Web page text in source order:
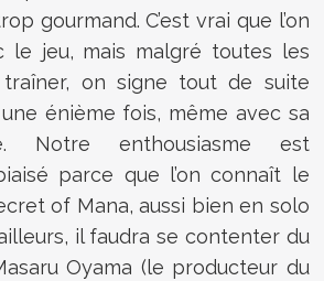
gourmand. C’est vrai que l’on
le jeu, mais malgré toutes les
traîner, on signe tout de suite
énième fois, même avec sa
Notre enthousiasme est
parce que l’on connaît le
of Mana, aussi bien en solo
il faudra se contenter du
Oyama (le producteur du